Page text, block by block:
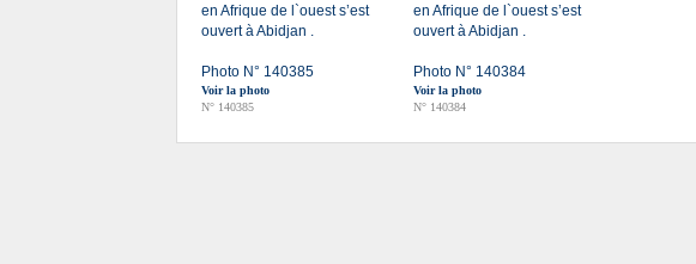
en Afrique de l`ouest s’est
ouvert à Abidjan .
Photo N° 140385
Voir la photo
N° 140385
en Afrique de l`ouest s’est
ouvert à Abidjan .
Photo N° 140384
Voir la photo
N° 140384